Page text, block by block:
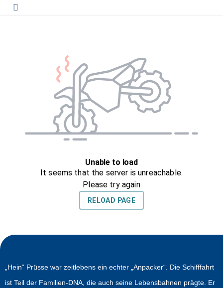
„Hein“ Prüsse war zeitlebens ein echter „Anpacker“. Die Schifffahrt
ist Teil der Familien-DNA, die auch seine Lebensbahnen prägte. Er